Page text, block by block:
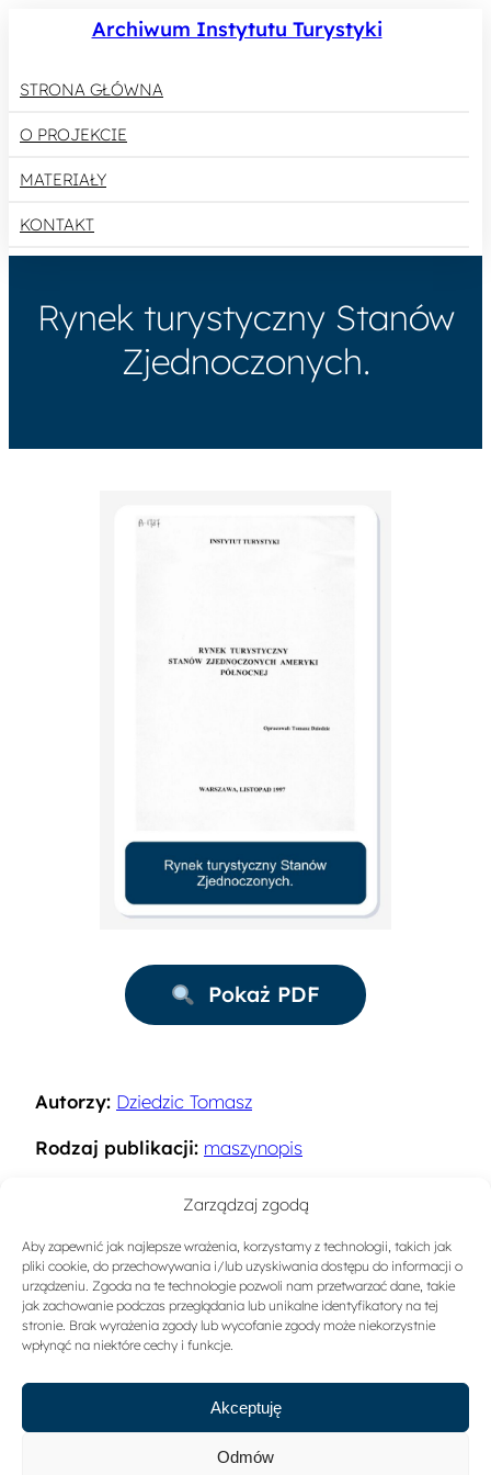
Zarządzaj zgodą
Aby zapewnić jak najlepsze wrażenia, korzystamy z technologii, takich jak
pliki cookie, do przechowywania i/lub uzyskiwania dostępu do informacji o
urządzeniu. Zgoda na te technologie pozwoli nam przetwarzać dane, takie
jak zachowanie podczas przeglądania lub unikalne identyfikatory na tej
stronie. Brak wyrażenia zgody lub wycofanie zgody może niekorzystnie
wpłynąć na niektóre cechy i funkcje.
Akceptuję
Odmów
Archiwum Instytutu Turystyki
STRONA GŁÓWNA
O PROJEKCIE
MATERIAŁY
KONTAKT
Rynek turystyczny Stanów
Zjednoczonych.
Pokaż PDF
Autorzy: Dziedzic Tomasz
Rodzaj publikacji: maszynopis
Miejsce wydania: Warszawa
Słowa kluczowe: Ruch turystyczny
Sygnatura:A-1787